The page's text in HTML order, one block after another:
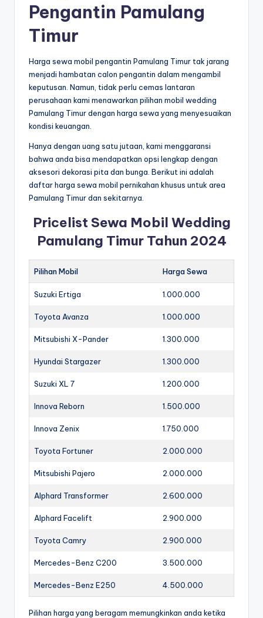
Pengantin Pamulang
Timur
Harga sewa mobil pengantin Pamulang Timur tak jarang
menjadi hambatan calon pengantin dalam mengambil
keputusan. Namun, tidak perlu cemas lantaran
perusahaan kami menawarkan pilihan mobil wedding
Pamulang Timur dengan harga sewa yang menyesuaikan
kondisi keuangan.
Hanya dengan uang satu jutaan, kami menggaransi
bahwa anda bisa mendapatkan opsi lengkap dengan
aksesori dekorasi pita dan bunga. Berikut ini adalah
daftar harga sewa mobil pernikahan khusus untuk area
Pamulang Timur dan sekitarnya.
Pricelist Sewa Mobil Wedding
Pamulang Timur Tahun 2024
Pilihan Mobil Harga Sewa
Suzuki Ertiga 1.000.000
Toyota Avanza 1.000.000
Mitsubishi X-Pander 1.300.000
Hyundai Stargazer 1.300.000
Suzuki XL 7 1.200.000
Innova Reborn 1.500.000
Innova Zenix 1.750.000
Toyota Fortuner 2.000.000
Mitsubishi Pajero 2.000.000
Alphard Transformer 2.600.000
Alphard Facelift 2.900.000
Toyota Camry 2.900.000
Mercedes-Benz C200 3.500.000
Mercedes-Benz E250 4.500.000
Pilihan harga yang beragam memungkinkan anda ketika